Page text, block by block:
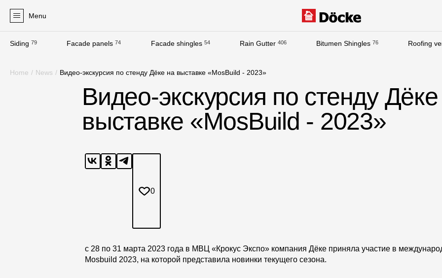
Menu
Siding 79 Facade panels 74 Facade shingles 54 Rain Gutter 406 Bitumen Shingles 76 Roofing
Installation instructions
Technical sheets
Home / News / Видео-экскурсия по стенду Дёке на выставке «MosBuild - 2023»
Видео-экскурсия по стенду
выставке «MosBuild - 2023»
0
с 28 по 31 марта 2023 года в МВЦ «Крокус Экспо» компания Дёке приняла участие в
Mosbuild 2023, на которой представила новинки текущего сезона.